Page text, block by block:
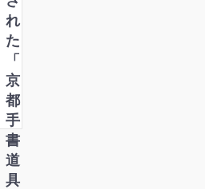
れ
た
「
京
都
手
書
道
具